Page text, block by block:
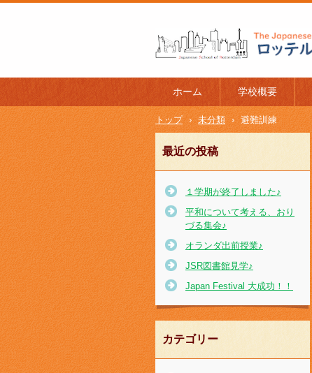
l of Rotterdam
ホーム 学校概要
トップ › 未分類 › 避難訓練
最近の投稿
１学期が終了しました♪
平和について考える、おり
づる集会♪
オランダ出前授業♪
JSR図書館見学♪
Japan Festival 大成功！！
カテゴリー